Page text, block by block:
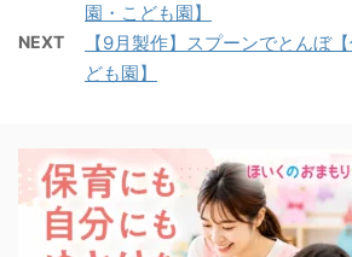
園・こども園】
NEXT
【9月製作】スプーンでとんぼ
ども園】